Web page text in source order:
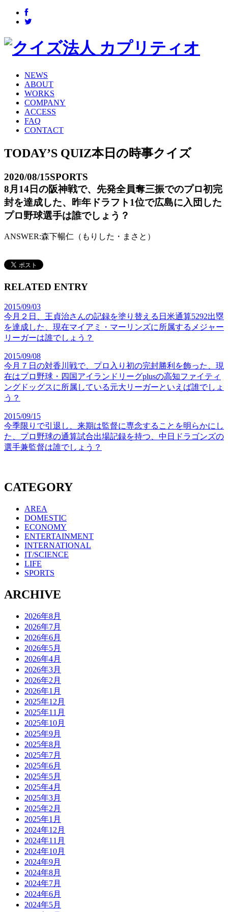
NEWS
ABOUT
WORKS
COMPANY
ACCESS
FAQ
CONTACT
TODAY’S QUIZ本日の時事クイズ
2020/08/15SPORTS
8月14日の阪神戦で、先発全員奪三振でのプロ初完
封を達成した、昨年ドラフト1位で広島に入団した
プロ野球選手は誰でしょう？
ANSWER:森下暢仁（もりした・まさと）
RELATED ENTRY
2015/09/03
今月２日、王貞治さんの記録を塗り替える日米通算5292出塁
を達成した、現在マイアミ・マーリンズに所属するメジャー
リーガーは誰でしょう？
2015/09/08
今月７日の対香川戦で、プロ入り初の完封勝利を飾った、現
在はプロ野球・四国アイランドリーグplusの高知ファイティ
ングドッグスに所属している元大リーガーといえば誰でしょ
う？
2015/09/15
今季限りで引退し、来期は監督に専念することを明らかにし
た、プロ野球の通算試合出場記録を持つ、中日ドラゴンズの
選手兼監督は誰でしょう？
CATEGORY
AREA
DOMESTIC
ECONOMY
ENTERTAINMENT
INTERNATIONAL
IT/SCIENCE
LIFE
SPORTS
ARCHIVE
2026年8月
2026年7月
2026年6月
2026年5月
2026年4月
2026年3月
2026年2月
2026年1月
2025年12月
2025年11月
2025年10月
2025年9月
2025年8月
2025年7月
2025年6月
2025年5月
2025年4月
2025年3月
2025年2月
2025年1月
2024年12月
2024年11月
2024年10月
2024年9月
2024年8月
2024年7月
2024年6月
2024年5月